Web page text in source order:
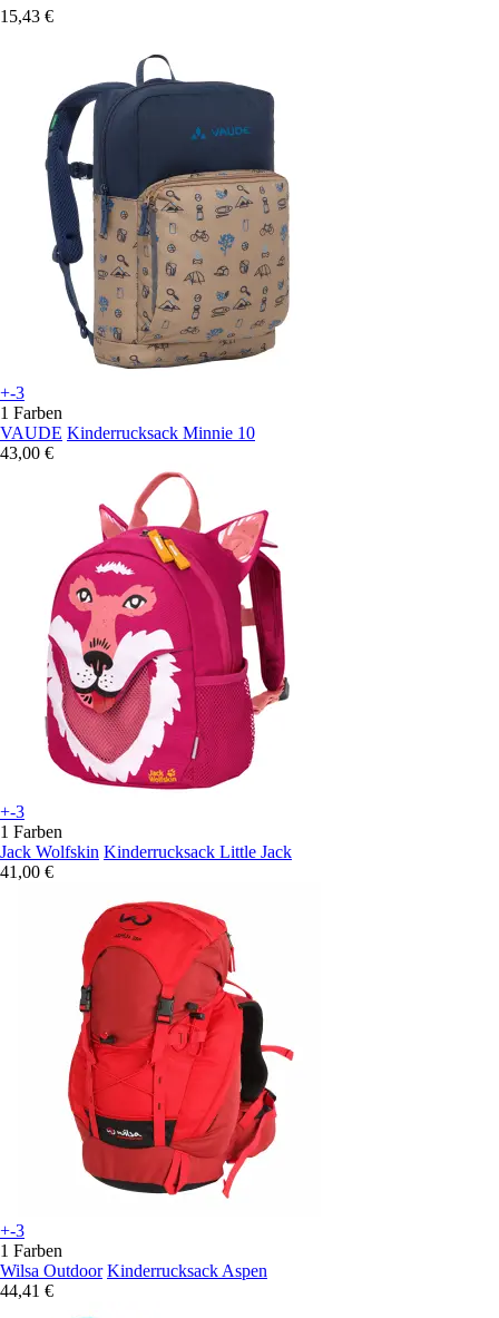
15,43 €
+-3
1 Farben
VAUDE Kinderrucksack Minnie 10
43,00 €
+-3
1 Farben
Jack Wolfskin Kinderrucksack Little Jack
41,00 €
+-3
1 Farben
Wilsa Outdoor Kinderrucksack Aspen
44,41 €